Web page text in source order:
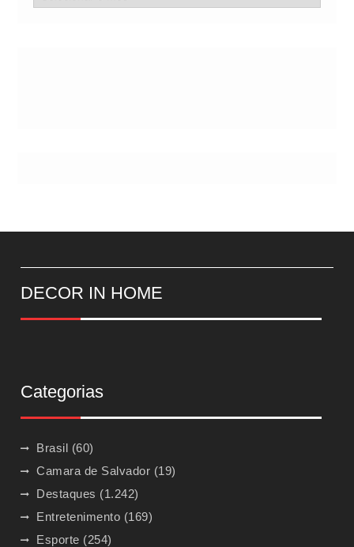
de
DECOR IN HOME
Categorias
Brasil (60)
Camara de Salvador (19)
Destaques (1.242)
Entretenimento (169)
Esporte (254)